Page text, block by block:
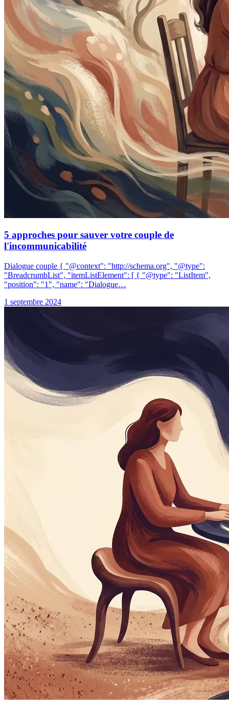
5 approches pour sauver votre couple de
l'incommunicabilité
Dialogue couple { "@context": "http://schema.org", "@type":
"BreadcrumbList", "itemListElement": [ { "@type": "ListItem",
"position": "1", "name": "Dialogue…
1 septembre 2024